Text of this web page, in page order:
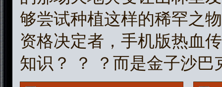
够尝试种植这样的稀罕之
资格决定者，手机版热血
知识？ ？ ？而是金子沙巴